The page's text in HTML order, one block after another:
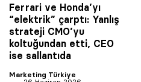
Ferrari ve Honda’yı
“elektrik” çarptı: Yanlış
strateji CMO’yu
koltuğundan etti, CEO
ise sallantıda
Marketing Türkiye